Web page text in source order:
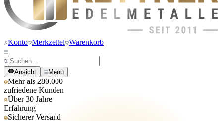
Konto Merkzettel Warenkorb
Ansicht Menü
Mehr als 280.000
zufriedene Kunden
Über 30 Jahre
Erfahrung
Sicherer Versand